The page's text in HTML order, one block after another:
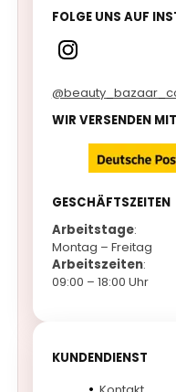
FOLGE UNS AUF
WIR VERSENDEN MIT
GESCHÄFTSZEITEN
Arbeitstage:
Montag – Freitag
Arbeitszeiten:
09:00 – 18:00 Uhr
KUNDENDIENST